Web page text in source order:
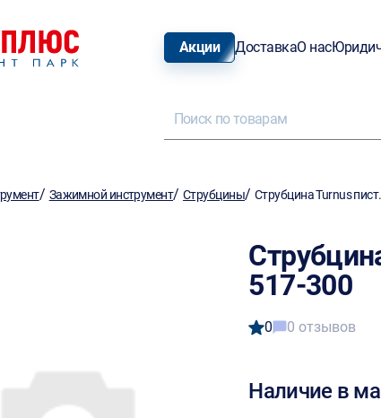
Акции ДоставкаО нас
/ Зажимной инструмент/Струбцины/Струбцина Turnus
517-300
0 0 отзывов
Наличие в